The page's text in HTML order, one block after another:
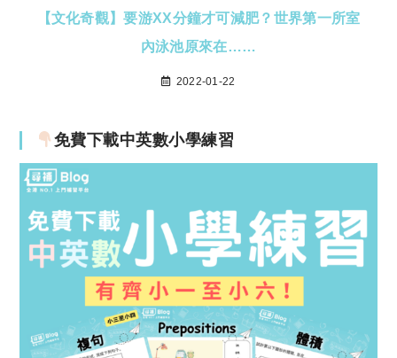
【文化奇觀】要游XX分鐘才可減肥？世界第一所室
內泳池原來在……
2022-01-22
免費下載中英數小學練習